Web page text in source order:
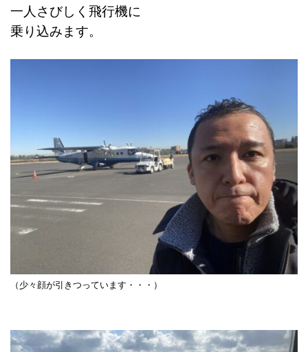
一人さびしく飛行機に
乗り込みます。
（少々顔が引きつっています・・・）